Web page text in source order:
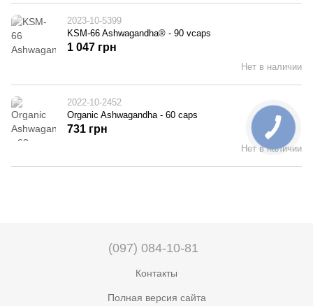
2023-10-5399
KSM-66 Ashwagandha® - 90 vcaps
Нет в наличии
1 047 грн
2022-10-2452
Organic Ashwagandha - 60 caps
Нет в наличии
731 грн
(097) 084-10-81
Контакты
Полная версия сайта